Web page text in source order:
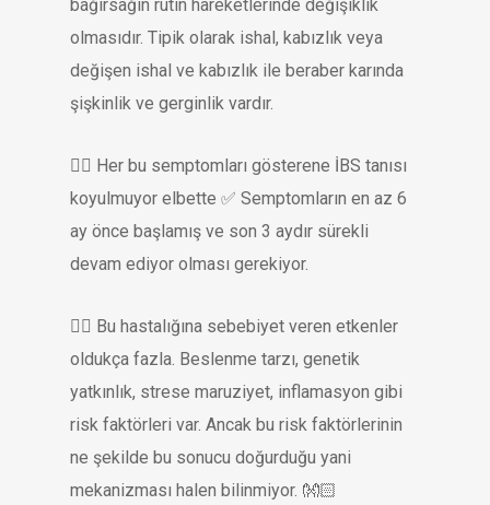
bağırsağın rutin hareketlerinde değişiklik
olmasıdır. Tipik olarak ishal, kabızlık veya
değişen ishal ve kabızlık ile beraber karında
şişkinlik ve gerginlik vardır.
👉🏻 Her bu semptomları gösterene İBS tanısı
koyulmuyor elbette ✅ Semptomların en az 6
ay önce başlamış ve son 3 aydır sürekli
devam ediyor olması gerekiyor.
👉🏻 Bu hastalığına sebebiyet veren etkenler
oldukça fazla. Beslenme tarzı, genetik
yatkınlık, strese maruziyet, inflamasyon gibi
risk faktörleri var. Ancak bu risk faktörlerinin
ne şekilde bu sonucu doğurduğu yani
mekanizması halen bilinmiyor. 👐🏻